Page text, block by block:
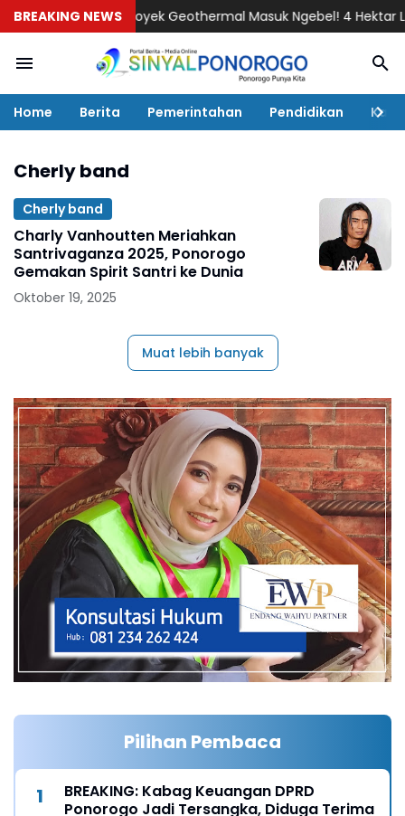
BREAKING NEWSProyek Geothermal Masuk Ngebel! 4 Hektar
Home Berita Pemerintahan Pendidikan
Cherly band
Cherly band
Charly Vanhoutten Meriahkan
Santrivaganza 2025, Ponorogo
Gemakan Spirit Santri ke Dunia
Oktober 19, 2025
Muat lebih banyak
Pilihan Pembaca
BREAKING: Kabag Keuangan DPRD
Ponorogo Jadi Tersangka, Diduga Terima